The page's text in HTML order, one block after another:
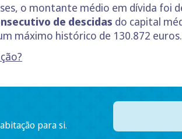
o montante médio em dívida foi
de descidas do capital
máximo histórico de 130.872 euros.
para si.